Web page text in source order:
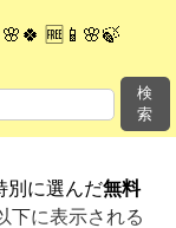
🆓📱🌍 🆓📱🌸🍀 🆓📱🌸🍃
検
索
別に選んだ無料
下に表示される